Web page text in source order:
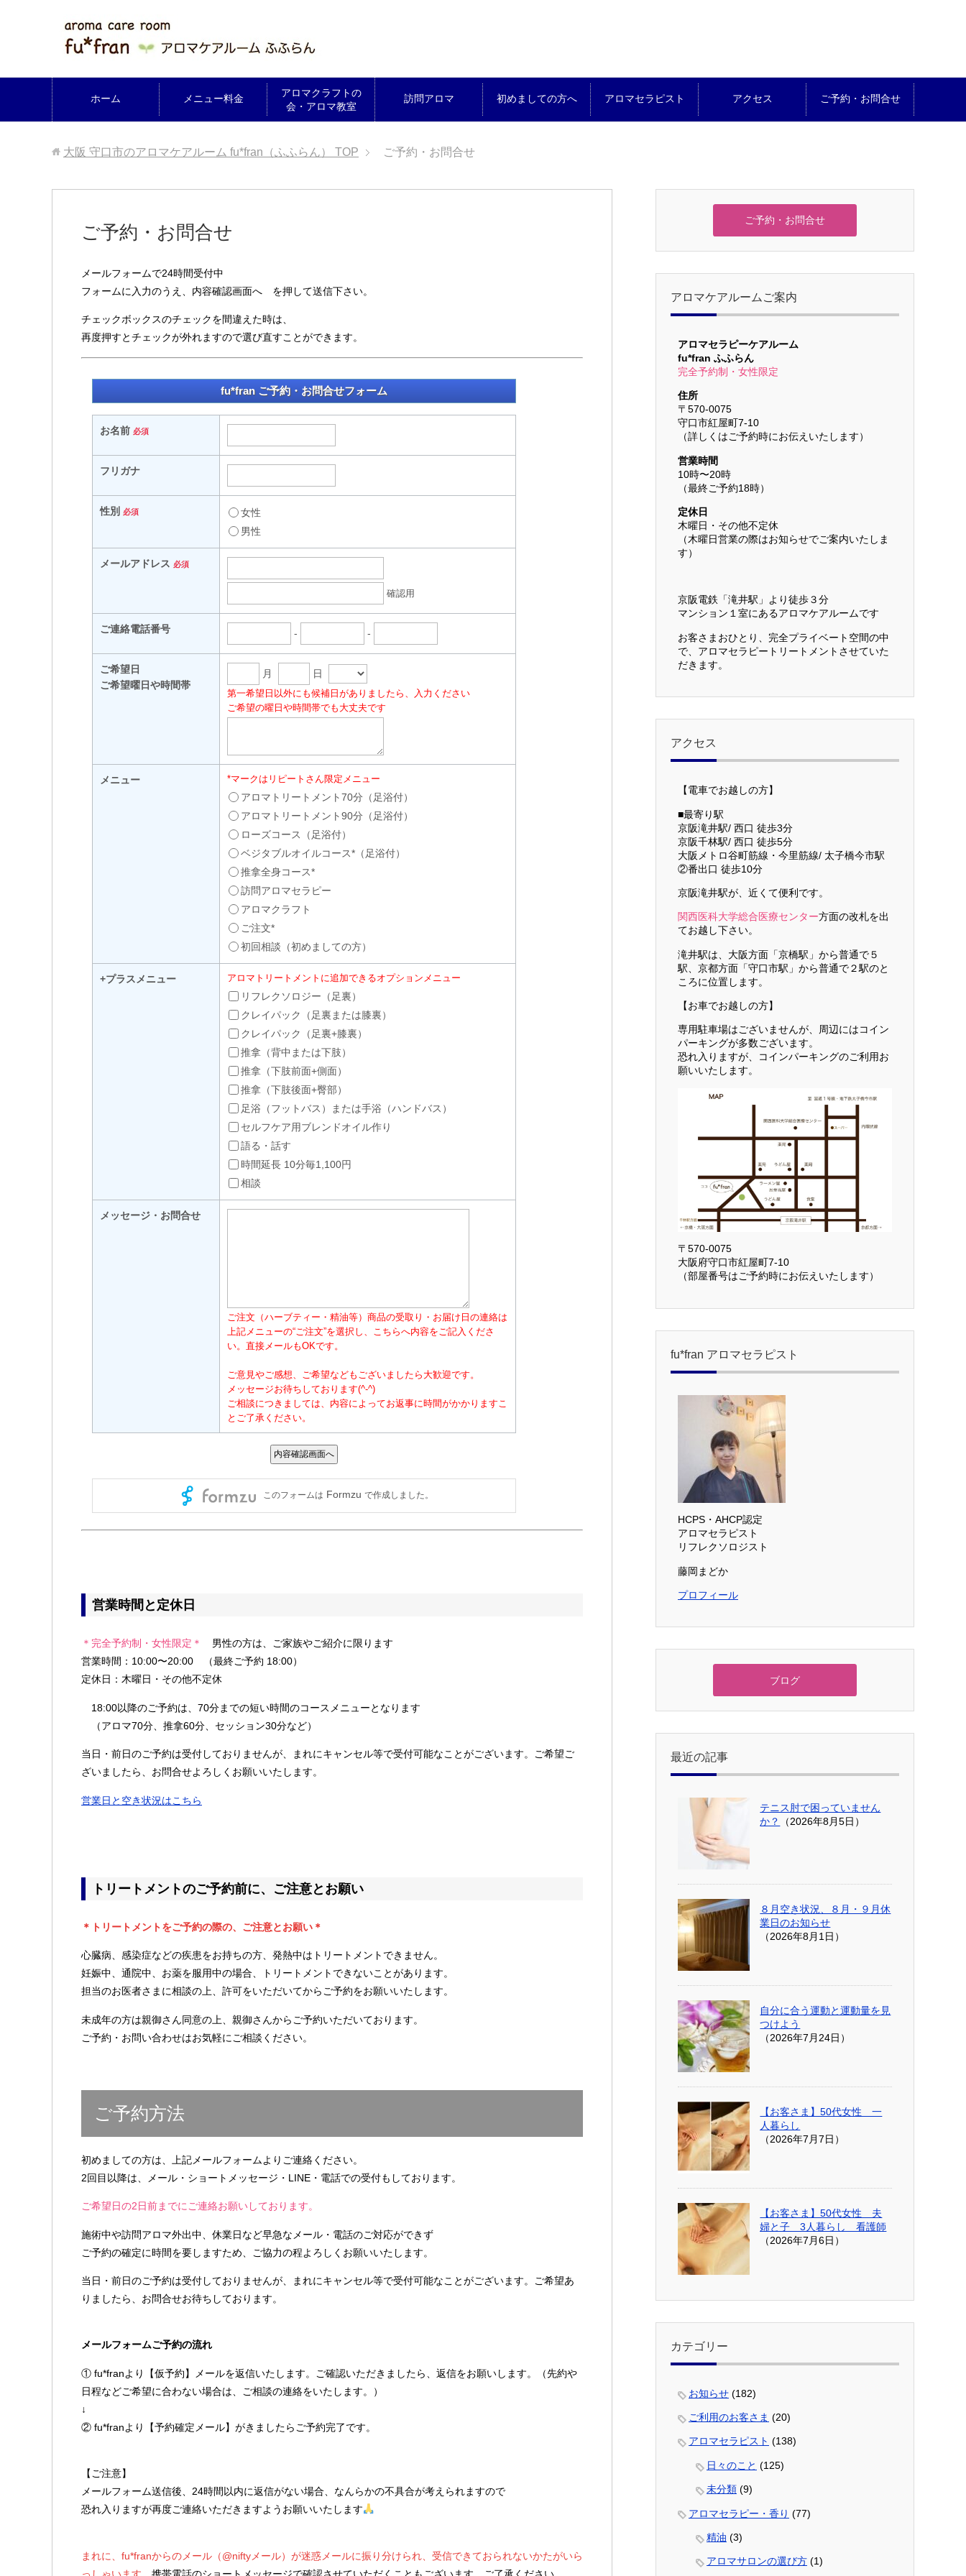
ホーム メニュー料金
アロマクラフトの
会・アロマ教室
訪問アロマ 初めましての方へ アロマセラピスト アクセス ご予約・お問合せ
大阪 守口市のアロマケアルーム fu*fran（ふふらん） TOP ご予約・お問合せ
ご予約・お問合せ
メールフォームで24時間受付中
フォームに入力のうえ、内容確認画面へ を押して送信下さい。
チェックボックスのチェックを間違えた時は、
再度押すとチェックが外れますので選び直すことができます。
営業時間と定休日
＊完全予約制・女性限定＊
男性の方は、ご家族やご紹介に限ります
営業時間：10:00〜20:00 （最終ご予約 18:00）
定休日：木曜日・その他不定休
18:00以降のご予約は、70分までの短い時間のコースメニューとなります
（アロマ70分、推拿60分、セッション30分など）
当日・前日のご予約は受付しておりませんが、まれにキャンセル等で受付可能なことがございます。ご希望ご
ざいましたら、お問合せよろしくお願いいたします。
営業日と空き状況はこちら
トリートメントのご予約前に、ご注意とお願い
＊トリートメントをご予約の際の、ご注意とお願い＊
心臓病、感染症などの疾患をお持ちの方、発熱中はトリートメントできません。
妊娠中、通院中、お薬を服用中の場合、トリートメントできないことがあります。
担当のお医者さまに相談の上、許可をいただいてからご予約をお願いいたします。
未成年の方は親御さん同意の上、親御さんからご予約いただいております。
ご予約・お問い合わせはお気軽にご相談ください。
ご予約方法
初めましての方は、上記メールフォームよりご連絡ください。
2回目以降は、メール・ショートメッセージ・LINE・電話での受付もしております。
ご希望日の2日前までにご連絡お願いしております。
施術中や訪問アロマ外出中、休業日など早急なメール・電話のご対応ができず
ご予約の確定に時間を要しますため、ご協力の程よろしくお願いいたします。
当日・前日のご予約は受付しておりませんが、まれにキャンセル等で受付可能なことがございます。ご希望あ
りましたら、お問合せお待ちしております。
メールフォームご予約の流れ
① fu*franより【仮予約】メールを返信いたします。ご確認いただきましたら、返信をお願いします。（先約や
日程などご希望に合わない場合は、ご相談の連絡をいたします。）
↓
② fu*franより【予約確定メール】がきましたらご予約完了です。
【ご注意】
メールフォーム送信後、24時間以内に返信がない場合、なんらかの不具合が考えられますので
恐れ入りますが再度ご連絡いただきますようお願いいたします
まれに、fu*franからのメール（@niftyメール）が迷惑メールに振り分けられ、受信できておられないかたがいら
っしゃいます。 携帯電話のショートメッセージで確認させていただくこともございます。ご了承ください。
ご予約・お問合せ
アロマケアルームご案内
アロマセラピーケアルーム
fu*fran ふふらん
完全予約制・女性限定
住所
〒570-0075
守口市紅屋町7-10
（詳しくはご予約時にお伝えいたします）
営業時間
10時〜20時
（最終ご予約18時）
定休日
木曜日・その他不定休
（木曜日営業の際はお知らせでご案内いたしま
す）
京阪電鉄「滝井駅」より徒歩３分
マンション１室にあるアロマケアルームです
お客さまおひとり、完全プライベート空間の中
で、アロマセラピートリートメントさせていた
だきます。
アクセス
【電車でお越しの方】
■最寄り駅
京阪滝井駅/ 西口 徒歩3分
京阪千林駅/ 西口 徒歩5分
大阪メトロ谷町筋線・今里筋線/ 太子橋今市駅
②番出口 徒歩10分
京阪滝井駅が、近くて便利です。
関西医科大学総合医療センター方面の改札を出
てお越し下さい。
滝井駅は、大阪方面「京橋駅」から普通で５
駅、京都方面「守口市駅」から普通で２駅のと
ころに位置します。
【お車でお越しの方】
専用駐車場はございませんが、周辺にはコイン
パーキングが多数ございます。
恐れ入りますが、コインパーキングのご利用お
願いいたします。
〒570-0075
大阪府守口市紅屋町7-10
（部屋番号はご予約時にお伝えいたします）
fu*fran アロマセラピスト
HCPS・AHCP認定
アロマセラピスト
リフレクソロジスト
藤岡まどか
プロフィール
ブログ
最近の記事
テニス肘で困っていません
か？
（2026年8月5日）
８月空き状況、８月・９月休
業日のお知らせ
（2026年8月1日）
自分に合う運動と運動量を見
つけよう
（2026年7月24日）
【お客さま】50代女性 一
人暮らし
（2026年7月7日）
【お客さま】50代女性 夫
婦と子 3人暮らし 看護師
（2026年7月6日）
カテゴリー
お知らせ (182)
ご利用のお客さま (20)
アロマセラピスト (138)
日々のこと (125)
未分類 (9)
アロマセラピー・香り (77)
精油 (3)
アロマサロンの選び方 (1)